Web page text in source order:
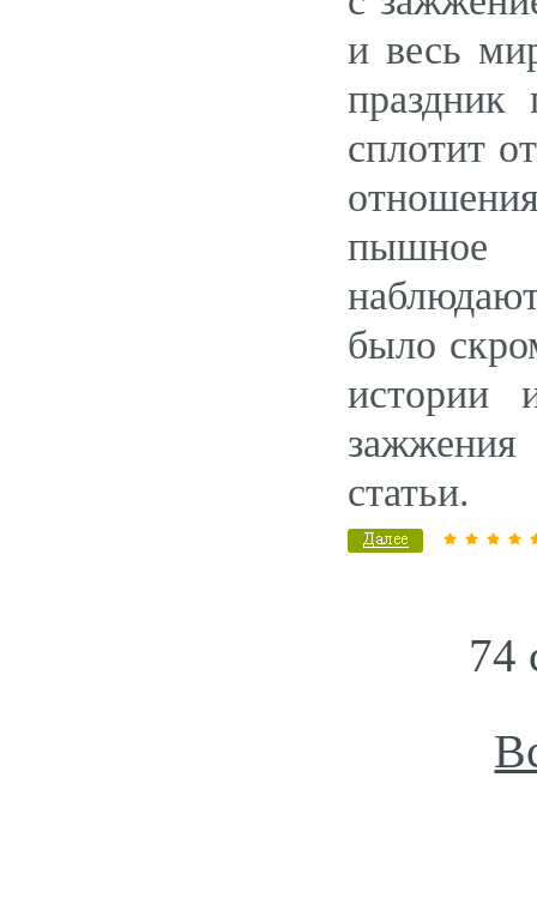
и весь
сплотит
пышное
было
истории
зажжения
статьи.
74